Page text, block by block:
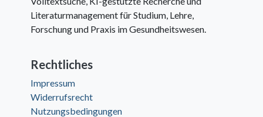
Literaturmanagement für Studium, Lehre,
Forschung und Praxis im Gesundheitswesen.
Rechtliches
Impressum
Widerrufsrecht
Nutzungsbedingungen